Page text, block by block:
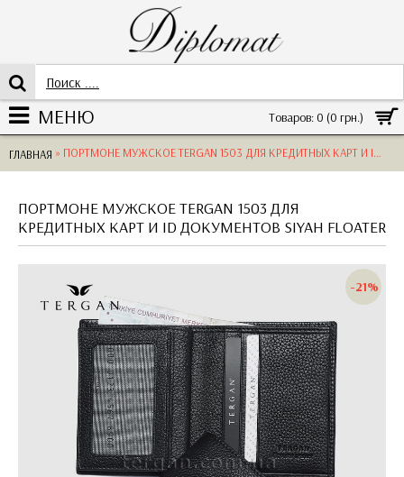
Товаров: 0 (0 грн.)
МЕНЮ
ГЛАВНАЯ » ПОРТМОНЕ МУЖСКОЕ TERGAN 1503 ДЛЯ КРЕДИТНЫХ КАРТ И ID ДОКУМЕНТОВSIYAH FLOATER ЧЕРНЫЙ
ПОРТМОНЕ МУЖСКОЕ TERGAN 1503 ДЛЯ
КРЕДИТНЫХ КАРТ И ID ДОКУМЕНТОВ SIYAH FLOATER
-21%